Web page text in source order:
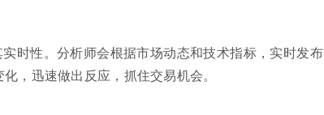
时性。分析师会根据市场动态和技术指标，实时发
，迅速做出反应，抓住交易机会。